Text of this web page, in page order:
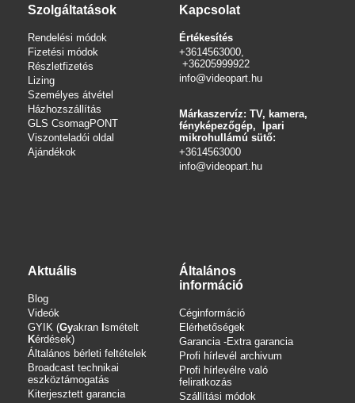
Szolgáltatások
Rendelési módok
Fizetési módok
Részletfizetés
Lizing
Személyes átvétel
Házhozszállítás
GLS CsomagPONT
Viszonteladói oldal
Ajándékok
Kapcsolat
Értékesítés
+3614563000,
+36205999922
info@videopart.hu
Márkaszervíz: TV, kamera,
fényképezőgép, Ipari
mikrohullámú sütő:
+3614563000
info@videopart.hu
Aktuális
Blog
Videók
GYIK (Gyakran smételt
Kérdések)
Általános bérleti feltételek
Broadcast technikai
eszköztámogatás
Kiterjesztett garancia
Általános
információ
Céginformáció
Elérhetőségek
Garancia -Extra garancia
Profi hírlevél archivum
Profi hírlevélre való
feliratkozás
Szállítási módok